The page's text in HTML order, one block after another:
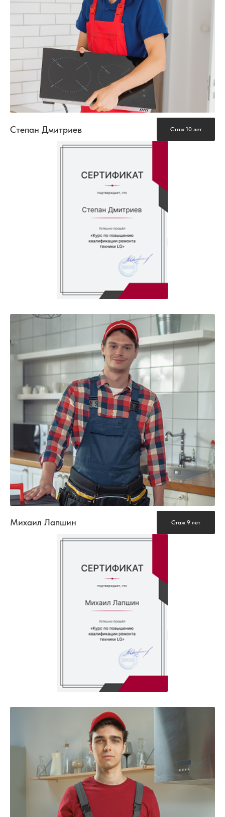
Степан Дмитриев Стаж 10 лет
Михаил Лапшин Стаж 9 лет